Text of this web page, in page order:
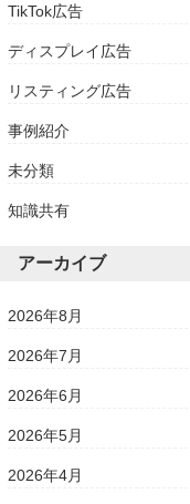
TikTok広告
ディスプレイ広告
リスティング広告
事例紹介
未分類
知識共有
アーカイブ
2026年8月
2026年7月
2026年6月
2026年5月
2026年4月